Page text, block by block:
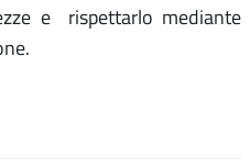
e rispettarlo mediante